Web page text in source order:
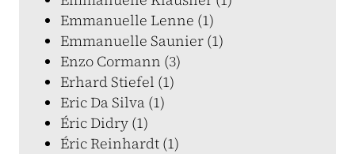
Emmanuelle Lenne (1)
Emmanuelle Saunier (1)
Enzo Cormann (3)
Erhard Stiefel (1)
Eric Da Silva (1)
Éric Didry (1)
Éric Reinhardt (1)